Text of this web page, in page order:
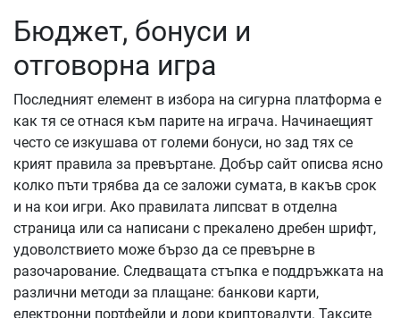
Бюджет, бонуси и
отговорна игра
Последният елемент в избора на сигурна платформа е
как тя се отнася към парите на играча. Начинаещият
често се изкушава от големи бонуси, но зад тях се
крият правила за превъртане. Добър сайт описва ясно
колко пъти трябва да се заложи сумата, в какъв срок
и на кои игри. Ако правилата липсват в отделна
страница или са написани с прекалено дребен шрифт,
удоволствието може бързо да се превърне в
разочарование. Следващата стъпка е поддръжката на
различни методи за плащане: банкови карти,
електронни портфейли и дори криптовалути. Таксите